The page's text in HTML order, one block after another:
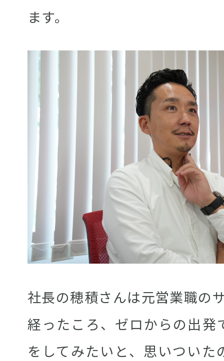
ます。
社長の穂積さんは元営業職の
経ったころ、ゼロからの出発
をしてみたいと、思いついた